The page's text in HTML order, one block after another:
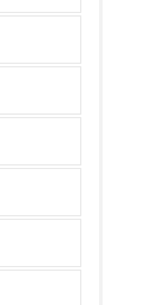
組立
に収集